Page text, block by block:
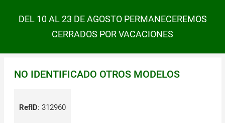
DEL 10 AL 23 DE AGOSTO PERMANECEREMOS
CERRADOS POR VACACIONES
NO IDENTIFICADO OTROS MODELOS
RefID: 312960